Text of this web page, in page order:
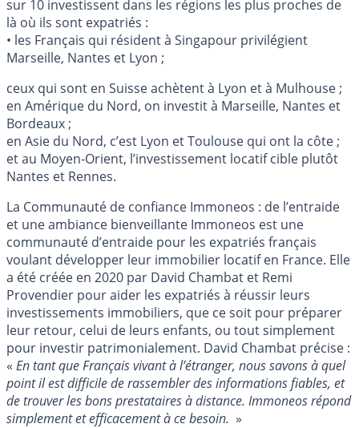
sur 10 investissent dans les régions les plus proches de
là où ils sont expatriés :
• les Français qui résident à Singapour privilégient
Marseille, Nantes et Lyon ;
ceux qui sont en Suisse achètent à Lyon et à Mulhouse ;
en Amérique du Nord, on investit à Marseille, Nantes et
Bordeaux ;
en Asie du Nord, c’est Lyon et Toulouse qui ont la côte ;
et au Moyen-Orient, l’investissement locatif cible plutôt
Nantes et Rennes.
La Communauté de confiance Immoneos : de l’entraide
et une ambiance bienveillante Immoneos est une
communauté d’entraide pour les expatriés français
voulant développer leur immobilier locatif en France. Elle
a été créée en 2020 par David Chambat et Remi
Provendier pour aider les expatriés à réussir leurs
investissements immobiliers, que ce soit pour préparer
leur retour, celui de leurs enfants, ou tout simplement
pour investir patrimonialement. David Chambat précise :
« En tant que Français vivant à l’étranger, nous savons à quel
point il est difficile de rassembler des informations fiables, et
de trouver les bons prestataires à distance. Immoneos répond
simplement et efficacement à ce besoin. »